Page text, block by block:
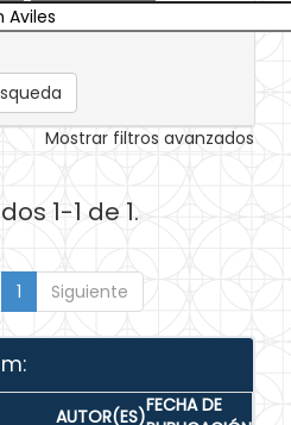
Mostrar filtros avanzados
1-1 de 1.
1 Siguiente
AUTOR(ES)FECHA DE